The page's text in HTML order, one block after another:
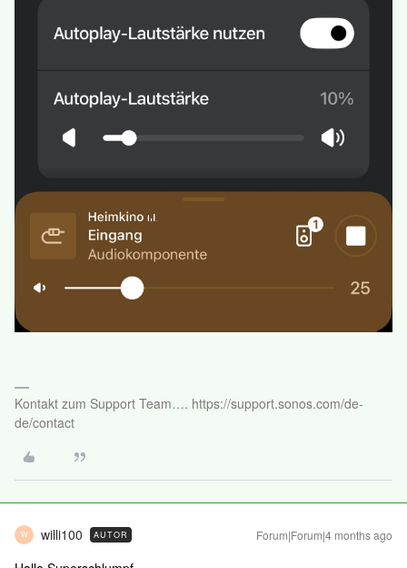
Kontakt zum Support Team…. https://support.sonos.com/de-
de/contact
W willi100 AUTOR Forum|Forum|4 months ago